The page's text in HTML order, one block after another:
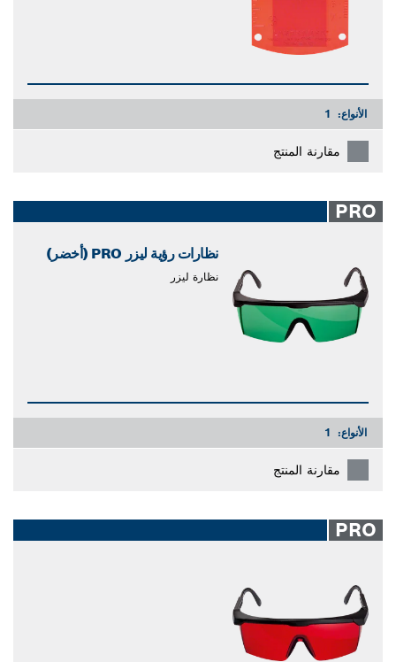
الأنواع: 1
مقارنة المنتج
PRO
نظارات رؤية ليزر PRO (أخضر)
نظارة ليزر
الأنواع: 1
مقارنة المنتج
PRO